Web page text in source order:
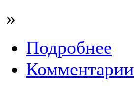
»
Подробнее
Комментарии